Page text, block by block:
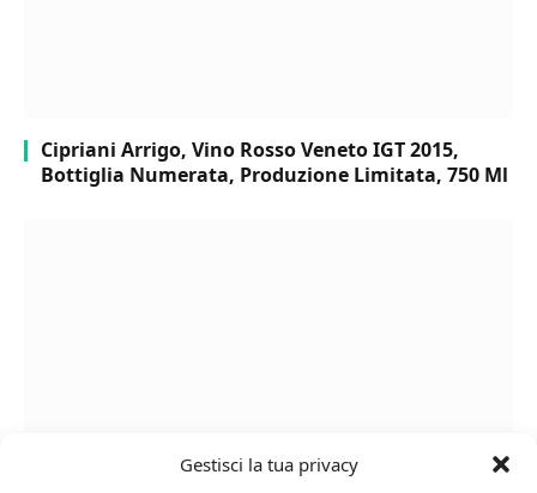
Gestisci la tua privacy
Cipriani Arrigo, Vino Rosso Veneto IGT 2015,
Bottiglia Numerata, Produzione Limitata, 750 Ml